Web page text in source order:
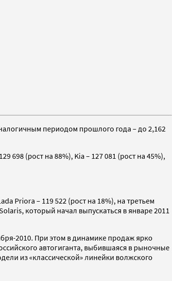
периодом прошлого года – до 2,162
698 (рост на 88%), Kia – 127 081 (рост на 45%),
Priora – 119 522 (рост на 18%), на третьем
который начал выпускаться в январе 2011
2010. При этом в динамике продаж ярко
автогиганта, выбившаяся в рыночные
из «классической» линейки волжского